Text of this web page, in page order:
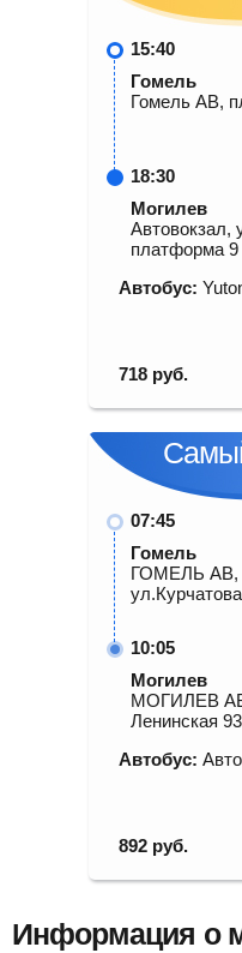
15:40
Гомель
Гомель АВ,
18:30
Могилев
Автовокзал,
платформа 9
Автобус:
718 руб.
07:45
Гомель
ГОМЕЛЬ АВ,
10:05
Могилев
МОГИЛЕВ
Ленинская
Автобус:
892 руб.
Информация о